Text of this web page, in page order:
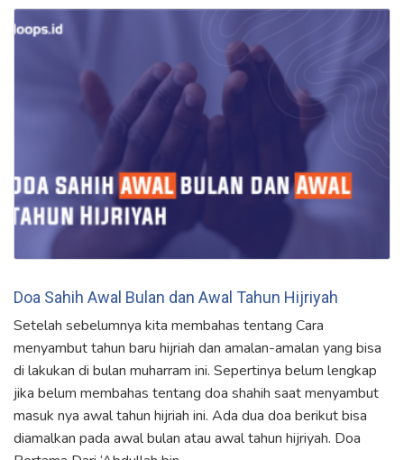
Doa Sahih Awal Bulan dan Awal Tahun Hijriyah
Setelah sebelumnya kita membahas tentang Cara
menyambut tahun baru hijriah dan amalan-amalan yang bisa
di lakukan di bulan muharram ini. Sepertinya belum lengkap
jika belum membahas tentang doa shahih saat menyambut
masuk nya awal tahun hijriah ini. Ada dua doa berikut bisa
diamalkan pada awal bulan atau awal tahun hijriyah. Doa